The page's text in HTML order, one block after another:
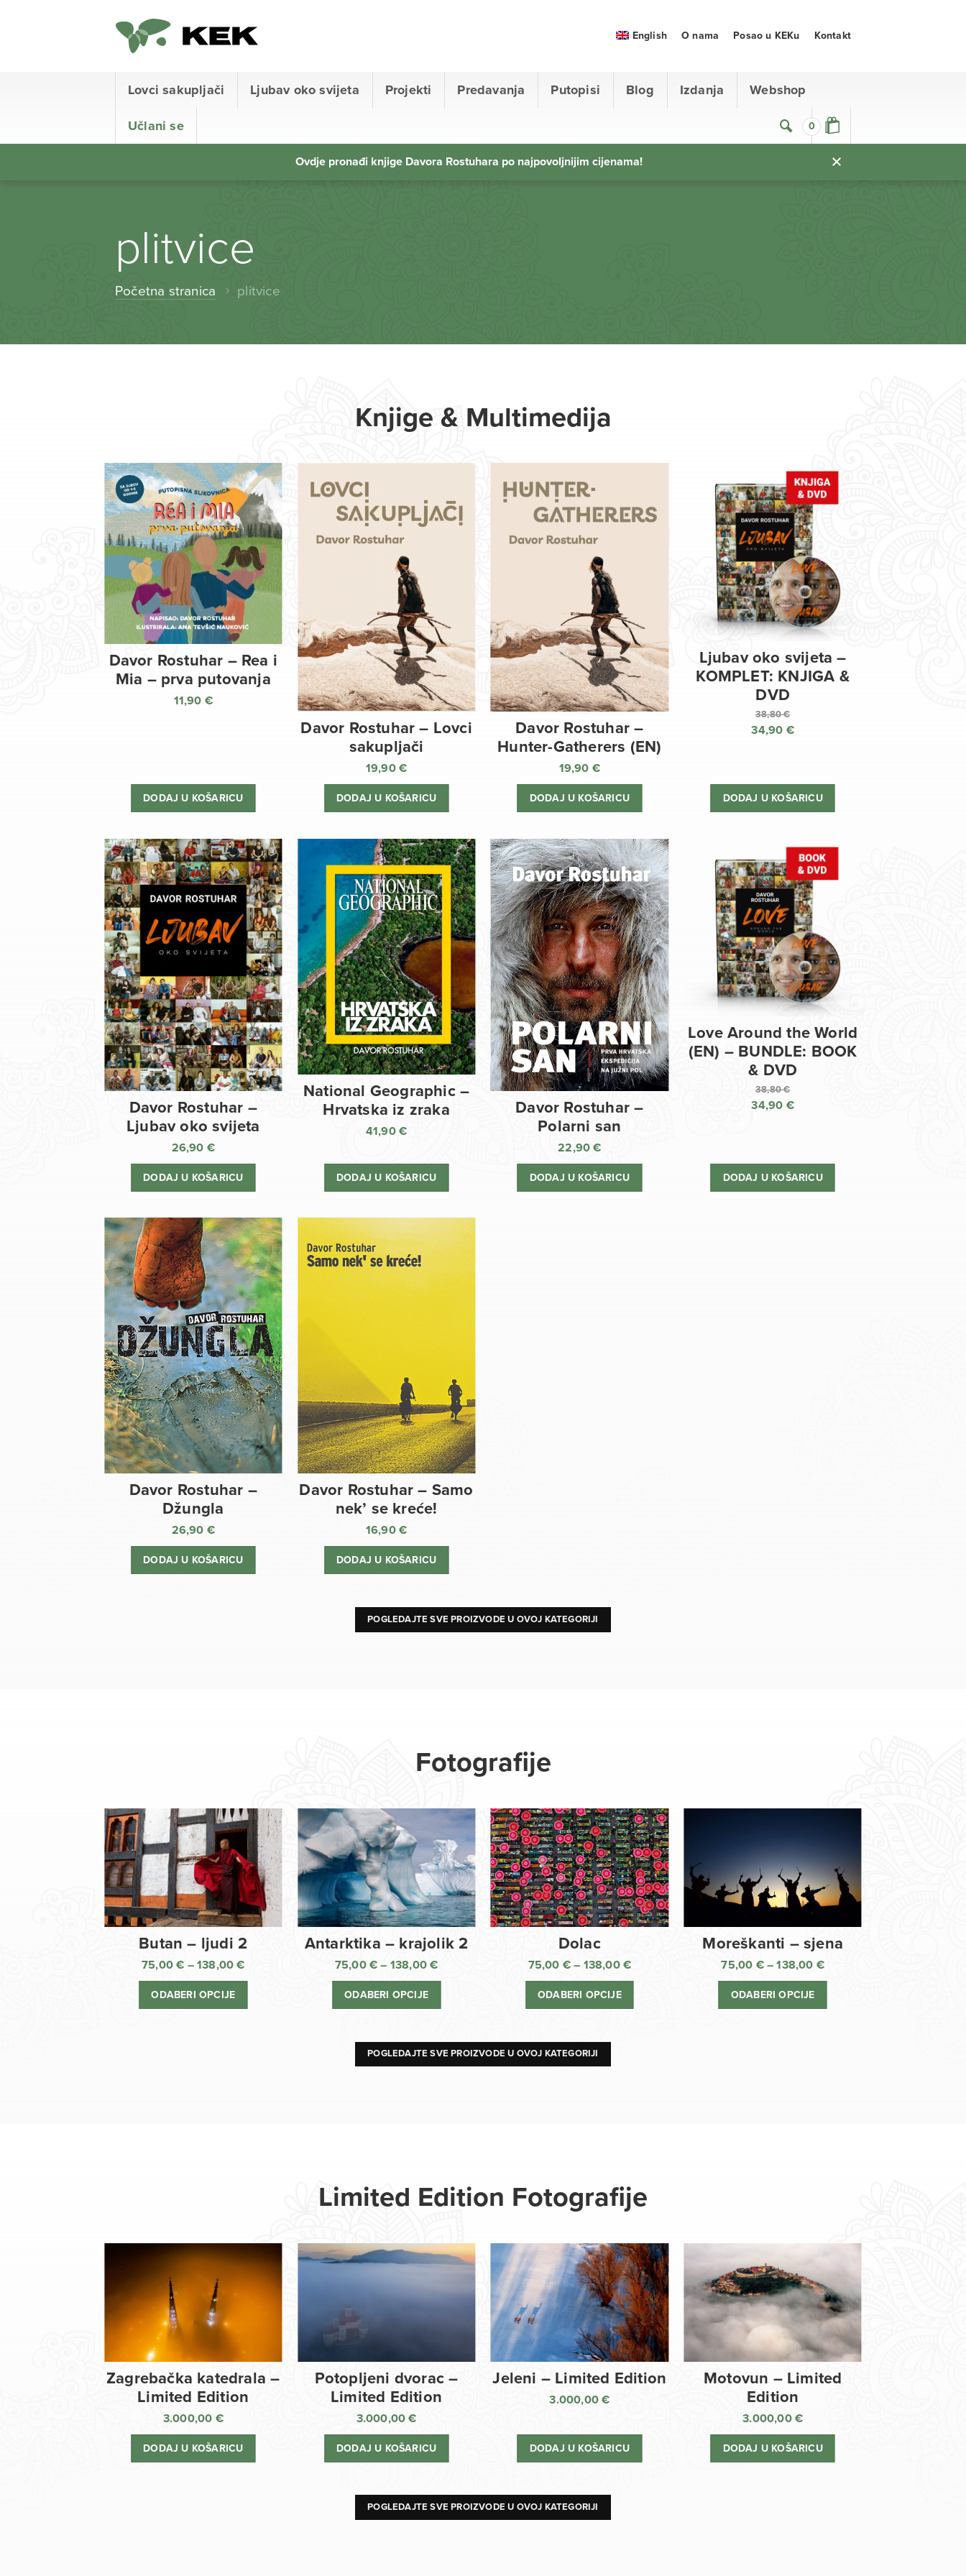
0
Lovci sakupljači Ljubav oko svijeta Projekti Predavanja Putopisi Blog Izdanja Webshop
Učlani se
English O nama Posao u KEKu Kontakt
Ovdje pronađi knjige Davora Rostuhara po najpovoljnijim cijenama!
plitvice
Početna stranica plitvice
Knjige & Multimedija
Davor Rostuhar – Rea i
Mia – prva putovanja
11,90 €
DODAJ U KOŠARICU
Davor Rostuhar – Lovci
sakupljači
19,90€
DODAJ U KOŠARICU
Davor Rostuhar –
Hunter-Gatherers (EN)
19,90 €
DODAJ U KOŠARICU
Ljubav oko svijeta –
KOMPLET: KNJIGA &
DVD
38,80€
Izvorna
je:
38,80 €.
34,90 €
je:
34,90 €.
DODAJ U KOŠARICU
Davor Rostuhar –
Ljubav oko svijeta
26,90 €
DODAJ U KOŠARICU
National Geographic –
Hrvatska iz zraka
41,90€
DODAJ U KOŠARICU
Davor Rostuhar –
Polarni san
22,90€
DODAJ U KOŠARICU
Love Around the World
(EN) – BUNDLE: BOOK
& DVD
38,80€
Izvorna
je:
38,80 €.
34,90 €
je:
34,90 €.
DODAJ U KOŠARICU
Davor Rostuhar –
Džungla
26,90 €
DODAJ U KOŠARICU
Davor Rostuhar – Samo
nek’ se kreće!
16,90€
DODAJ U KOŠARICU
POGLEDAJTE SVE PROIZVODE U OVOJ KATEGORIJI
Fotografije
Butan – ljudi 2
75,00€ – 138,00€
ODABERI OPCIJE
Antarktika – krajolik 2
75,00 € – 138,00€
138,00 €
ODABERI OPCIJE
Dolac
75,00 € – 138,00 €
cijena:
ODABERI OPCIJE
Moreškanti – sjena
75,00 € – 138,00 €Raspon
cijena:
ODABERI OPCIJE
POGLEDAJTE SVE PROIZVODE U OVOJ KATEGORIJI
Limited Edition Fotografije
Zagrebačka katedrala –
Limited Edition
3.000,00 €
DODAJ U KOŠARICU
Potopljeni dvorac –
Limited Edition
3.000,00€
DODAJ U KOŠARICU
Jeleni – Limited Edition
3.000,00€
DODAJ U KOŠARICU
Motovun – Limited
Edition
3.000,00 €
DODAJ U KOŠARICU
POGLEDAJTE SVE PROIZVODE U OVOJ KATEGORIJI